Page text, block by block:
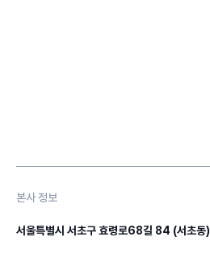
본사 정보
서울특별시 서초구 효령로68길 84 (서초동)